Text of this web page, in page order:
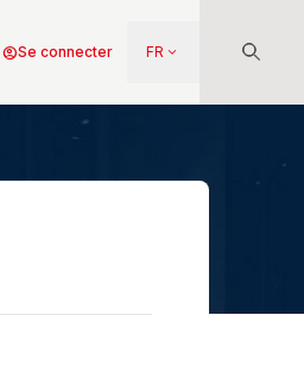
Menu
compte
account_circleSe connecter FR keyboard_arrow_down